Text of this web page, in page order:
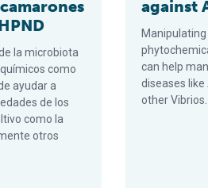
la microbiota
como
ayudar a
de los
como la
otros
against
can help
diseases like
other Vibrios.